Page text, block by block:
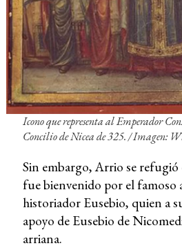
Icono que representa al Emperador
Concilio de Nicea de 325. /Imagen:
Sin embargo, Arrio se refugió
fue bienvenido por el famoso
historiador Eusebio, quien a
apoyo de Eusebio de
arriana.